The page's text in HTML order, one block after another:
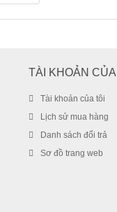
TÀI KHOẢN CỦA
Tài khoản của tôi
Lịch sử mua hàng
Danh sách đổi trả
Sơ đồ trang web